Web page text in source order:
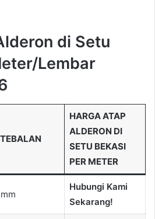
di Setu
Lembar
HARGA ATAP
ALDERON DI
SETU BEKASI
PER METER
Hubungi Kami
Sekarang!